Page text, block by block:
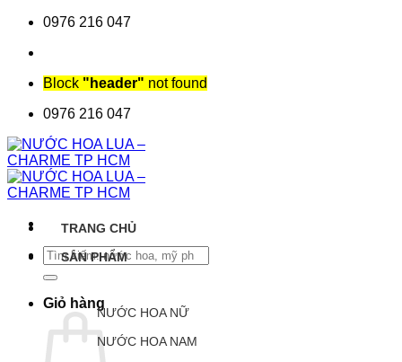
Chuyển0976 216 047
Block "header" not found
0976 216 047
Tìm
kiếm:
Giỏ hàng
TRANG CHỦ
SẢN PHẨM
NƯỚC HOA NỮ
NƯỚC HOA NAM